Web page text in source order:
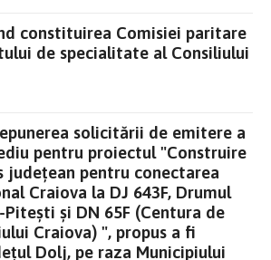
constituirea Comisiei paritare
de specialitate al Consiliului
solicitării de emitere a
pentru proiectul "Construire
județean pentru conectarea
Craiova la DJ 643F, Drumul
Pitești și DN 65F (Centura de
Craiova) ", propus a fi
Dolj, pe raza Municipiului